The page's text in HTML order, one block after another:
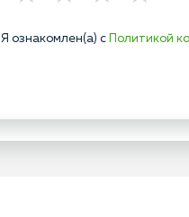
Я ознакомлен(а) с Политикой